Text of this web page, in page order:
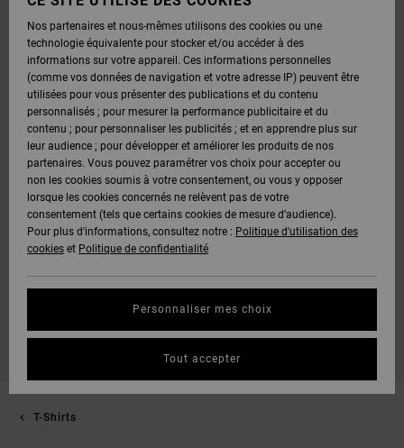
T-Shirts
Nos partenaires et nous-mêmes utilisons des cookies ou une
technologie équivalente pour stocker et/ou accéder à des
informations sur votre appareil. Ces informations personnelles
(comme vos données de navigation et votre adresse IP) peuvent être
utilisées pour vous présenter des publications et du contenu
personnalisés ; pour mesurer la performance publicitaire et du
contenu ; pour personnaliser les publicités ; et en apprendre plus sur
leur audience ; pour développer et améliorer les produits de nos
partenaires. Vous pouvez paramétrer vos choix pour accepter ou
non les cookies soumis à votre consentement, ou vous y opposer
lorsque les cookies concernés ne relèvent pas de votre
consentement (tels que certains cookies de mesure d’audience).
Pour plus d'informations, consultez notre : Politique d'utilisation des
cookies et Politique de confidentialité
Personnaliser mes choix
Tout accepter